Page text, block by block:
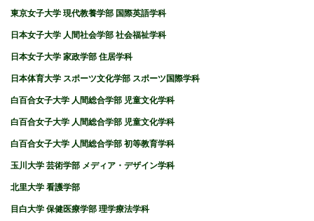
東京女子大学 現代教養学部 国際英語学科
日本女子大学 人間社会学部 社会福祉学科
日本女子大学 家政学部 住居学科
日本体育大学 スポーツ文化学部 スポーツ国際学科
白百合女子大学 人間総合学部 児童文化学科
白百合女子大学 人間総合学部 児童文化学科
白百合女子大学 人間総合学部 初等教育学科
玉川大学 芸術学部 メディア・デザイン学科
北里大学 看護学部
目白大学 保健医療学部 理学療法学科